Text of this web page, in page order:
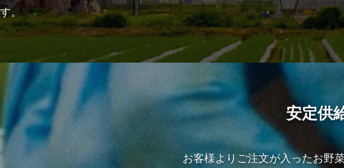
す。
安定供
お客様よりご注文が入ったお野